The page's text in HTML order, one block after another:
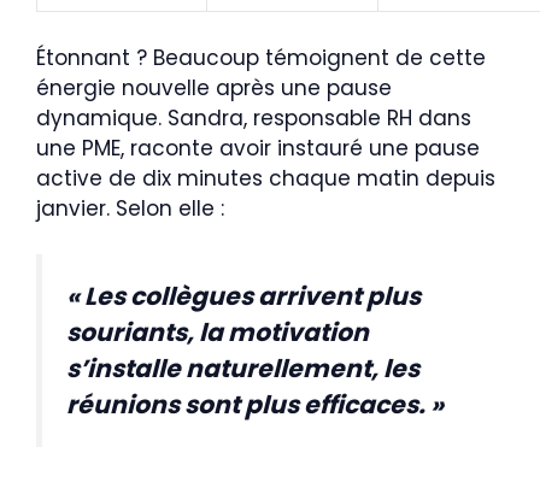
Étonnant ? Beaucoup témoignent de cette
énergie nouvelle après une pause
dynamique. Sandra, responsable RH dans
une PME, raconte avoir instauré une pause
active de dix minutes chaque matin depuis
janvier. Selon elle :
« Les collègues arrivent plus
souriants, la motivation
s’installe naturellement, les
réunions sont plus efficaces. »